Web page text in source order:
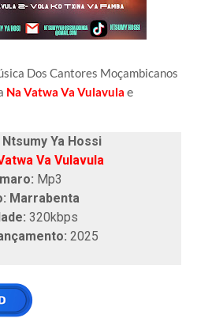
Dos Cantores Moçambicanos
Na Vatwa Va Vulavula e
Ya Hossi
Va Vulavula
Mp3
Marrabenta
320kbps
2025